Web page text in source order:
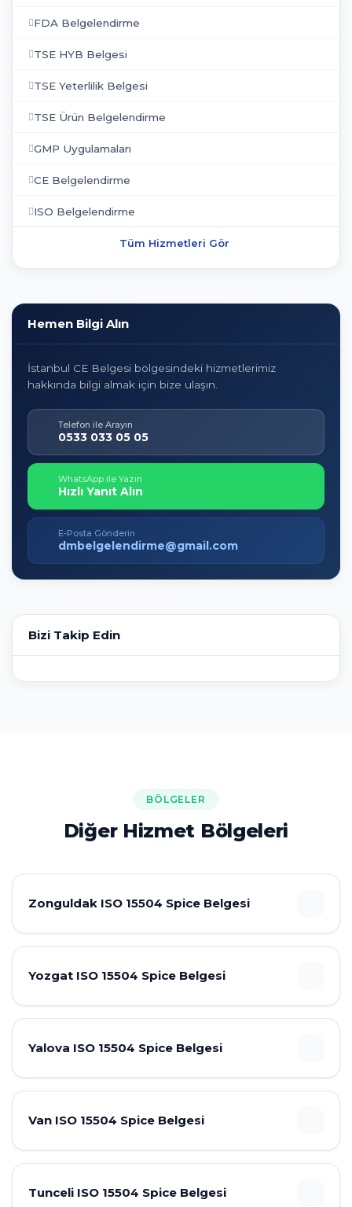
FDA Belgelendirme
TSE HYB Belgesi
TSE Yeterlilik Belgesi
TSE Ürün Belgelendirme
GMP Uygulamaları
CE Belgelendirme
ISO Belgelendirme
Tüm Hizmetleri Gör
Hemen Bilgi Alın
İstanbul CE Belgesi bölgesindeki hizmetlerimiz
hakkında bilgi almak için bize ulaşın.
Telefon ile Arayın
0533 033 05 05
WhatsApp ile Yazın
Hızlı Yanıt Alın
E-Posta Gönderin
dmbelgelendirme@gmail.com
Bizi Takip Edin
BÖLGELER
Diğer Hizmet Bölgeleri
Zonguldak ISO 15504 Spice Belgesi
Yozgat ISO 15504 Spice Belgesi
Yalova ISO 15504 Spice Belgesi
Van ISO 15504 Spice Belgesi
Tunceli ISO 15504 Spice Belgesi